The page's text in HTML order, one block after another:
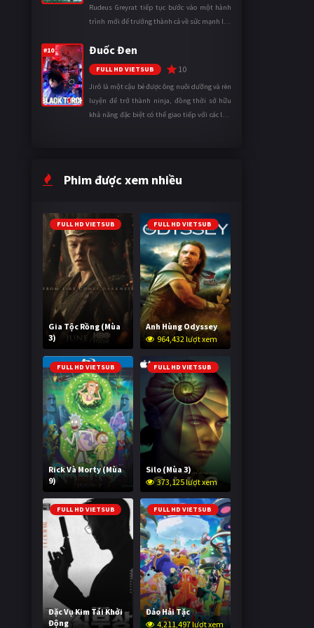
Rudeus Greyrat tiếp tục bước vào một hành
trình mới để trưởng thành cả về sức mạnh lẫn
ngày càng khắc nghiệt, anh ...
#10 Đuốc Đen
FULL HD VIETSUB 10
Jirô là một cậu bé được ông nuôi dưỡng và rèn
luyện để trở thành ninja, đồng thời sở hữu
khả năng đặc biệt có thể giao tiếp với các loài
Phim được xem nhiều
FULL HD VIETSUB
Gia Tộc Rồng (Mùa
3)
2,030,128 lượt xem
FULL HD VIETSUB
Anh Hùng Odyssey
964,432 lượt xem
FULL HD VIETSUB
Rick Và Morty (Mùa
9)
3,000,876 lượt xem
FULL HD VIETSUB
Silo (Mùa 3)
373,125 lượt xem
FULL HD VIETSUB
Đặc Vụ Kim Tái Khởi
Động
FULL HD VIETSUB
Đảo Hải Tặc
4,211,497 lượt xem